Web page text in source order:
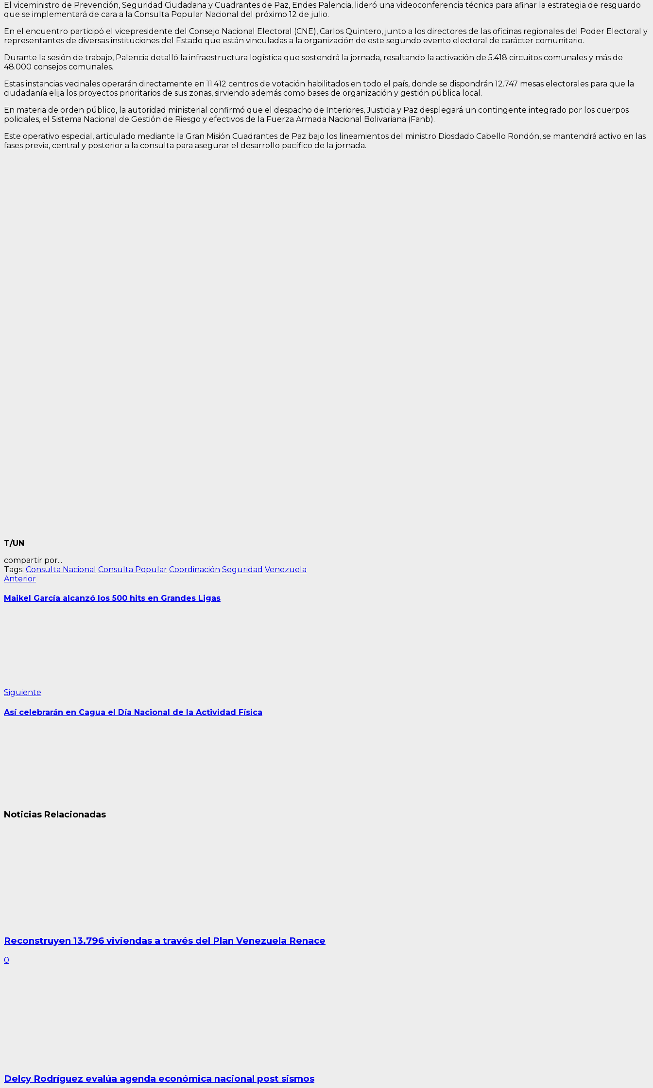
El viceministro de Prevención, Seguridad Ciudadana y Cuadrantes de Paz, Endes Palencia, lideró una videoconferencia técnica para afinar la estrategia de resguardo
que se implementará de cara a la Consulta Popular Nacional del próximo 12 de julio.
En el encuentro participó el vicepresidente del Consejo Nacional Electoral (CNE), Carlos Quintero, junto a los directores de las oficinas regionales del Poder Electoral y
representantes de diversas instituciones del Estado que están vinculadas a la organización de este segundo evento electoral de carácter comunitario.
Durante la sesión de trabajo, Palencia detalló la infraestructura logística que sostendrá la jornada, resaltando la activación de 5.418 circuitos comunales y más de
48.000 consejos comunales.
Estas instancias vecinales operarán directamente en 11.412 centros de votación habilitados en todo el país, donde se dispondrán 12.747 mesas electorales para que la
ciudadanía elija los proyectos prioritarios de sus zonas, sirviendo además como bases de organización y gestión pública local.
En materia de orden público, la autoridad ministerial confirmó que el despacho de Interiores, Justicia y Paz desplegará un contingente integrado por los cuerpos
policiales, el Sistema Nacional de Gestión de Riesgo y efectivos de la Fuerza Armada Nacional Bolivariana (Fanb).
Este operativo especial, articulado mediante la Gran Misión Cuadrantes de Paz bajo los lineamientos del ministro Diosdado Cabello Rondón, se mantendrá activo en las
fases previa, central y posterior a la consulta para asegurar el desarrollo pacífico de la jornada.
T/UN
compartir por...
Tags: Consulta Nacional Consulta Popular Coordinación Seguridad Venezuela
Navegación
de
AnteriorEntrada
Maikel García alcanzó los 500 hits en Grandes Ligas
Siguiente
Así celebrarán en Cagua el Día Nacional de la Actividad Física
Noticias Relacionadas
Reconstruyen 13.796 viviendas a través del Plan Venezuela Renace
0
Delcy Rodríguez evalúa agenda económica nacional post sismos